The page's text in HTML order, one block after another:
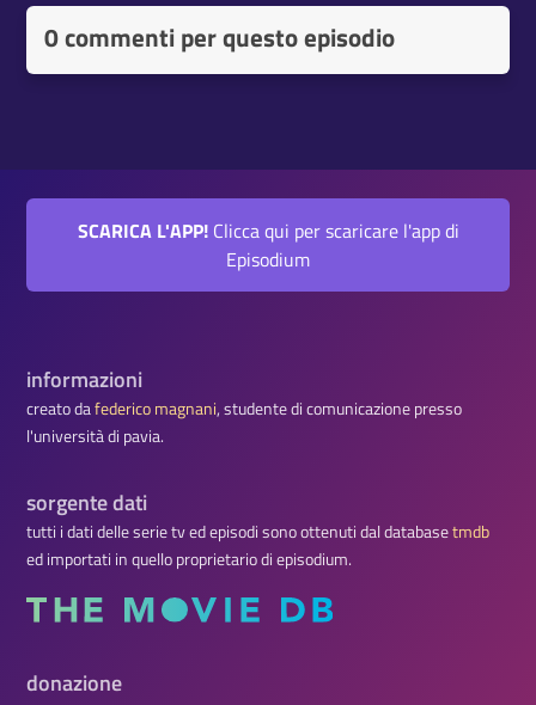
0 commenti per questo episodio
SCARICA L'APP!Clicca qui per scaricare l'app di
Episodium
informazioni
creato dafederico magnani, studente di comunicazione presso
l'università di pavia.
sorgente dati
tutti i dati delle serie tv ed episodi sono ottenuti dal databasetmdb
ed importati in quello proprietario di episodium.
donazione